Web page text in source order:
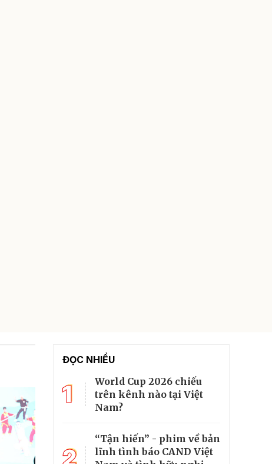
ĐỌC NHIỀU
1
World Cup 2026 chiếu
trên kênh nào tại Việt
Nam?
2
“Tận hiến” - phim về bản
lĩnh tình báo CAND Việt